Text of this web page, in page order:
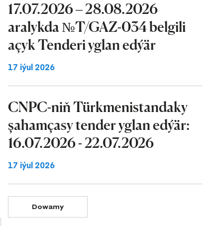
17.07.2026 – 28.08.2026
aralykda №T/GAZ-034 belgili
açyk Tenderi yglan edýär
17 iýul 2026
CNPC-niň Türkmenistandaky
şahamçasy tender yglan edýär:
16.07.2026 - 22.07.2026
17 iýul 2026
Dowamy